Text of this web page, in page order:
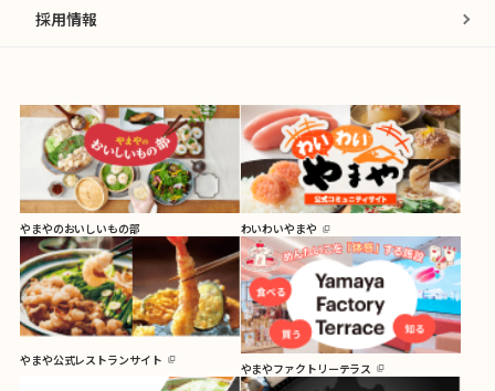
採用情報
やまやのおいしいもの部 わいわいやまや
やまや公式レストランサイト
やまやファクトリーテラス